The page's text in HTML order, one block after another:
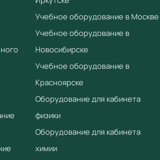
Учебное оборудование в Москве
Учебное оборудование в
Новосибирске
Учебное оборудование в
Красноярске
Оборудование для кабинета
физики
Оборудование для кабинета
химии